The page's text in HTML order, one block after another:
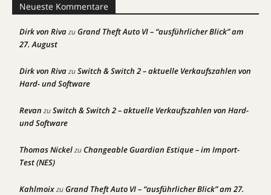
Neueste Kommentare
Dirk von RivazuGrand Theft Auto VI – “ausführlicher Blick” am
27. August
Dirk von RivazuSwitch & Switch 2 – aktuelle Verkaufszahlen von
Hard- und Software
Revan zuSwitch & Switch 2 – aktuelle Verkaufszahlen von Hard-
und Software
Thomas NickelzuChangeable Guardian Estique – im Import-
Test (NES)
KahlmoixzuGrand Theft Auto VI – “ausführlicher Blick” am 27.